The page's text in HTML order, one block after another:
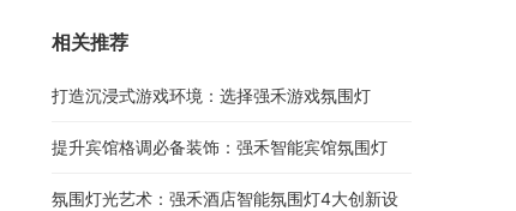
相关推荐
打造沉浸式游戏环境：选择强禾游戏氛围灯
提升宾馆格调必备装饰：强禾智能宾馆氛围灯
氛围灯光艺术：强禾酒店智能氛围灯4大创新设